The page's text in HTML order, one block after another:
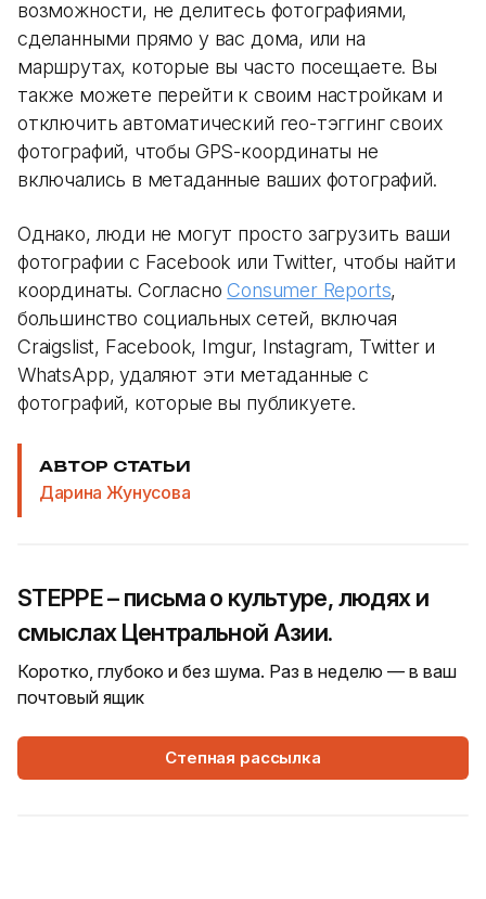
возможности, не делитесь фотографиями,
сделанными прямо у вас дома, или на
маршрутах, которые вы часто посещаете. Вы
также можете перейти к своим настройкам и
отключить автоматический гео-тэггинг своих
фотографий, чтобы GPS-координаты не
включались в метаданные ваших фотографий.
Однако, люди не могут просто загрузить ваши
фотографии с Facebook или Twitter, чтобы найти
координаты. СогласноConsumer Reports,
большинство социальных сетей, включая
Craigslist, Facebook, Imgur, Instagram, Twitter и
WhatsApp, удаляют эти метаданные с
фотографий, которые вы публикуете.
АВТОР СТАТЬИ
Дарина Жунусова
STEPPE – письма о культуре, людях и
смыслах Центральной Азии.
Коротко, глубоко и без шума. Раз в неделю — в ваш
почтовый ящик
Степная рассылка